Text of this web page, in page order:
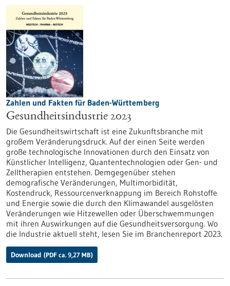
Zahlen und Fakten für Baden-Württemberg
Gesundheitsindustrie 2023
Die Gesundheitswirtschaft ist eine Zukunftsbranche mit
großem Veränderungsdruck. Auf der einen Seite werden
große technologische Innovationen durch den Einsatz von
Künstlicher Intelligenz, Quantentechnologien oder Gen- und
Zelltherapien entstehen. Demgegenüber stehen
demografische Veränderungen, Multimorbidität,
Kostendruck, Ressourcenverknappung im Bereich Rohstoffe
und Energie sowie die durch den Klimawandel ausgelösten
Veränderungen wie Hitzewellen oder Überschwemmungen
mit ihren Auswirkungen auf die Gesundheitsversorgung. Wo
die Industrie aktuell steht, lesen Sie im Branchenreport 2023.
Download (PDF ca. 9,27 MB)